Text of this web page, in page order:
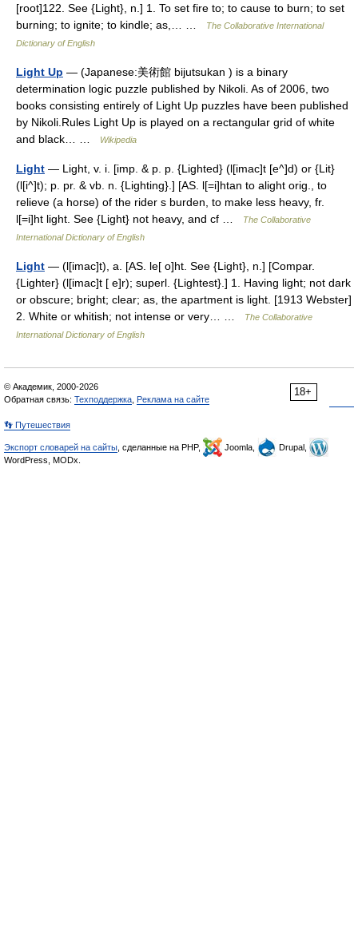
[root]122. See {Light}, n.] 1. To set fire to; to cause to burn; to set
burning; to ignite; to kindle; as,… …
The Collaborative International
Dictionary of English
Light Up — (Japanese:美術館 bijutsukan ) is a binary
determination logic puzzle published by Nikoli. As of 2006, two
books consisting entirely of Light Up puzzles have been published
by Nikoli.Rules Light Up is played on a rectangular grid of white
and black… …
Wikipedia
Light — Light, v. i. [imp. & p. p. {Lighted} (l[imac]t [e^]d) or {Lit}
(l[i^]t); p. pr. & vb. n. {Lighting}.] [AS. l[=i]htan to alight orig., to
relieve (a horse) of the rider s burden, to make less heavy, fr.
l[=i]ht light. See {Light} not heavy, and cf …
The Collaborative
International Dictionary of English
Light — (l[imac]t), a. [AS. le[ o]ht. See {Light}, n.] [Compar.
{Lighter} (l[imac]t [ e]r); superl. {Lightest}.] 1. Having light; not dark
or obscure; bright; clear; as, the apartment is light. [1913 Webster]
2. White or whitish; not intense or very… …
The Collaborative
International Dictionary of English
18+
© Академик, 2000-2026
Обратная связь: Техподдержка Реклама на сайте
👣 Путешествия
Экспорт словарей на сайты , сделанные на PHP, Joomla,
Drupal,
WordPress, MODx.